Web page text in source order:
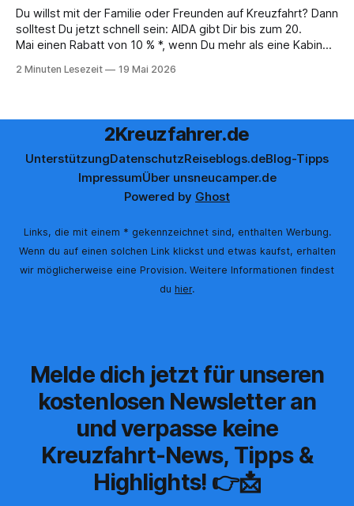
Du willst mit der Familie oder Freunden auf Kreuzfahrt? Dann
solltest Du jetzt schnell sein: AIDA gibt Dir bis zum 20.
Mai einen Rabatt von 10 % *, wenn Du mehr als eine Kabine
2 Minuten Lesezeit 19 Mai 2026
2Kreuzfahrer.de
UnterstützungDatenschutzReiseblogs.deBlog-Tipps
ImpressumÜber unsneucamper.de
Powered by Ghost
Links, die mit einem * gekennzeichnet sind, enthalten Werbung.
Wenn du auf einen solchen Link klickst und etwas kaufst, erhalten
wir möglicherweise eine Provision. Weitere Informationen findest
du hier.
Melde dich jetzt für unseren
kostenlosen Newsletter an
und verpasse keine
Kreuzfahrt-News, Tipps &
Highlights! 👉📩